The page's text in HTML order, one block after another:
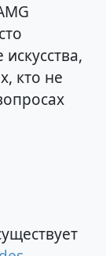
кто не